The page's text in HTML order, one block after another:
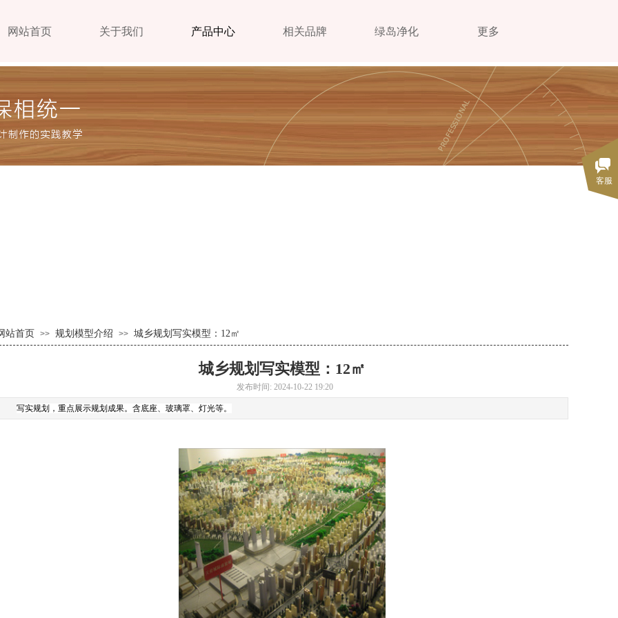
站首页 >> 规划模型介绍 >> 城乡规划写实模型：12㎡
城乡规划写实模型：12㎡
发布时间: 2024-10-22 19:20
写实规划，重点展示规划成果。含底座、玻璃罩、灯光等。
网站首页 关于我们 产品中心 相关品牌 绿岛净化 更多
客服